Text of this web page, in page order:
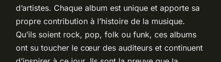
d’artistes. Chaque album est unique et apporte sa
propre contribution à l’histoire de la musique.
Qu’ils soient rock, pop, folk ou funk, ces albums
ont su toucher le cœur des auditeurs et continuent